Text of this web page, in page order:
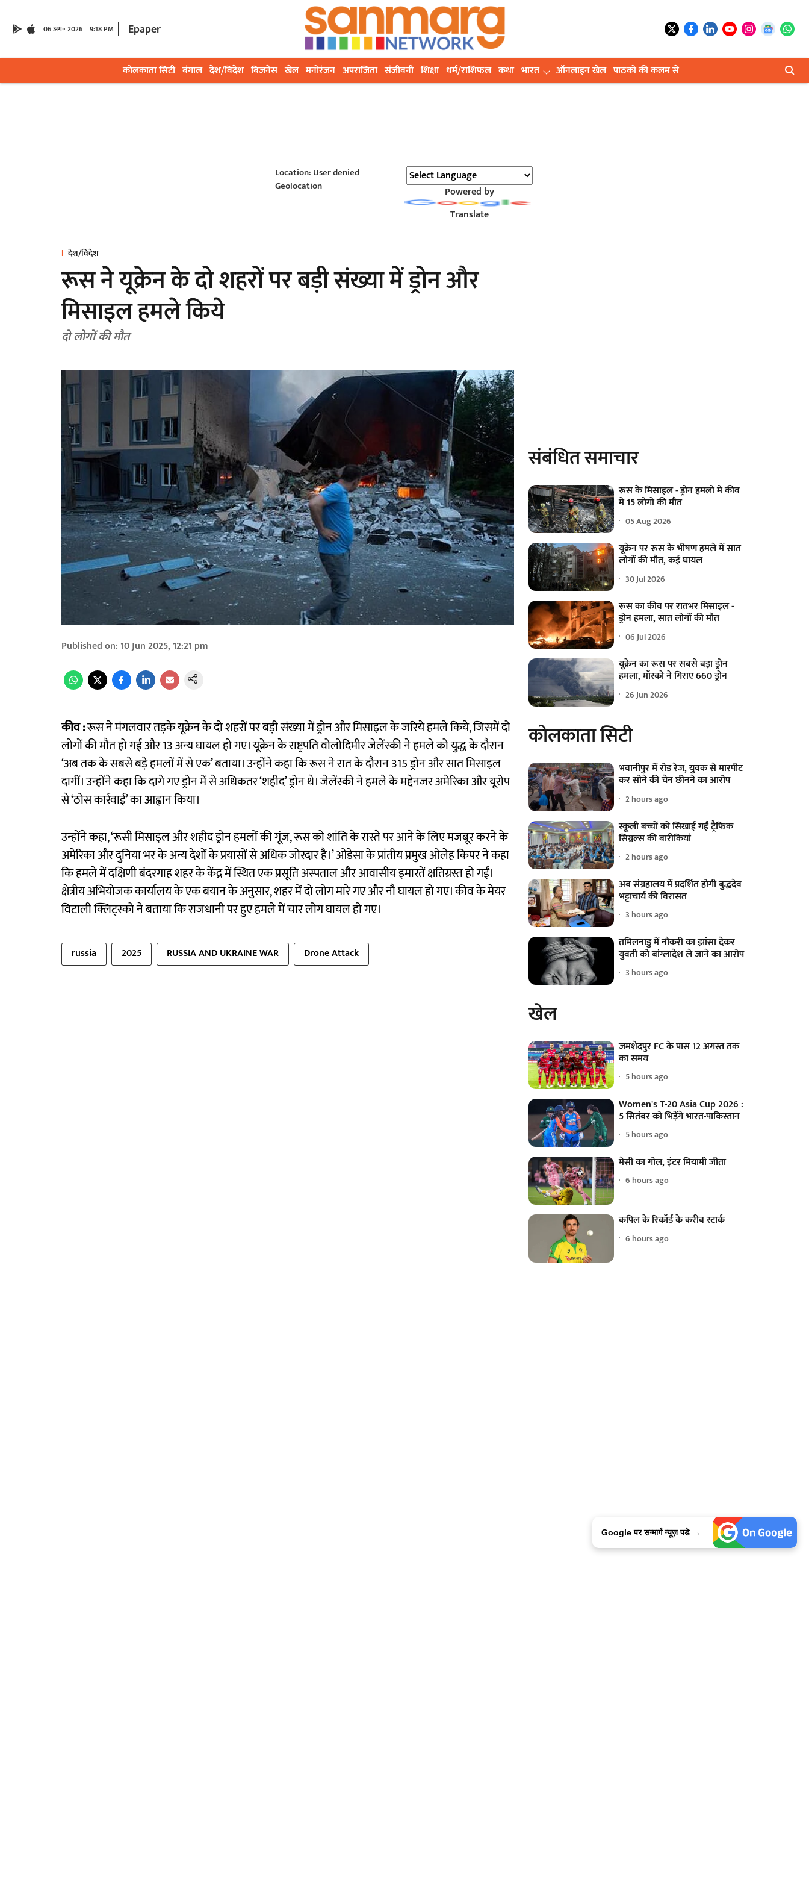
06 अग॰ 2026 9:18 PM Epaper
कोलकाता सिटी बंगाल देश/विदेश बिजनेस खेल मनोरंजन अपराजिता संजीवनी शिक्षा धर्म/राशिफल कथा भारत ऑनलाइन खेल पाठकों की कलम से
Location: User denied
Geolocation
Powered by
Translate
देश/विदेश
रूस ने यूक्रेन के दो शहरों पर बड़ी संख्या में ड्रोन और
मिसाइल हमले किये
दो लोगों की मौत
Published on: 10 Jun 2025, 12:21 pm
कीव :रूस ने मंगलवार तड़के यूक्रेन के दो शहरों पर बड़ी संख्या में ड्रोन और मिसाइल के जरिये हमले किये, जिसमें दो
लोगों की मौत हो गई और 13 अन्य घायल हो गए। यूक्रेन के राष्ट्रपति वोलोदिमीर जेलेंस्की ने हमले को युद्ध के दौरान
‘अब तक के सबसे बड़े हमलों में से एक’ बताया। उन्होंने कहा कि रूस ने रात के दौरान 315 ड्रोन और सात मिसाइल
दागीं। उन्होंने कहा कि दागे गए ड्रोन में से अधिकतर ‘शहीद’ ड्रोन थे। जेलेंस्की ने हमले के मद्देनजर अमेरिका और यूरोप
से ‘ठोस कार्रवाई’ का आह्वान किया।
उन्होंने कहा, ‘रूसी मिसाइल और शहीद ड्रोन हमलों की गूंज, रूस को शांति के रास्ते पर आने के लिए मजबूर करने के
अमेरिका और दुनिया भर के अन्य देशों के प्रयासों से अधिक जोरदार है।’ ओडेसा के प्रांतीय प्रमुख ओलेह किपर ने कहा
कि हमले में दक्षिणी बंदरगाह शहर के केंद्र में स्थित एक प्रसूति अस्पताल और आवासीय इमारतें क्षतिग्रस्त हो गईं।
क्षेत्रीय अभियोजक कार्यालय के एक बयान के अनुसार, शहर में दो लोग मारे गए और नौ घायल हो गए। कीव के मेयर
विटाली क्लिट्स्को ने बताया कि राजधानी पर हुए हमले में चार लोग घायल हो गए।
russia 2025 RUSSIA AND UKRAINE WAR Drone Attack
संबंधित समाचार
रूस के मिसाइल - ड्रोन हमलों में कीव
में 15 लोगों की मौत
05 Aug 2026
यूक्रेन पर रूस के भीषण हमले में सात
लोगों की मौत, कई घायल
30 Jul 2026
रूस का कीव पर रातभर मिसाइल -
ड्रोन हमला, सात लोगों की मौत
06 Jul 2026
यूक्रेन का रूस पर सबसे बड़ा ड्रोन
हमला, मॉस्को ने गिराए 660 ड्रोन
26 Jun 2026
कोलकाता सिटी
भवानीपुर में रोड रेज, युवक से मारपीट
कर सोने की चेन छीनने का आरोप
2 hours ago
स्कूली बच्चों को सिखाई गईं ट्रैफिक
सिग्नल्स की बारीकियां
2 hours ago
अब संग्रहालय में प्रदर्शित होगी बुद्धदेव
भट्टाचार्य की विरासत
3 hours ago
तमिलनाडु में नौकरी का झांसा देकर
युवती को बांग्लादेश ले जाने का आरोप
3 hours ago
खेल
जमशेदपुर FC के पास 12 अगस्त तक
का समय
5 hours ago
Women's T-20 Asia Cup 2026 :
5 सितंबर को भिड़ेंगे भारत-पाकिस्तान
5 hours ago
मेसी का गोल, इंटर मियामी जीता
6 hours ago
कपिल के रिकॉर्ड के करीब स्टार्क
6 hours ago
Google पर सन्मार्ग न्यूज़ पडे →